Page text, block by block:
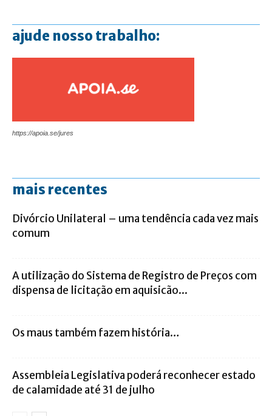
ajude nosso trabalho:
https://apoia.se/jures
mais recentes
Divórcio Unilateral – uma tendência cada vez mais
comum
A utilização do Sistema de Registro de Preços com
dispensa de licitação em aquisicão...
Os maus também fazem história…
Assembleia Legislativa poderá reconhecer estado
de calamidade até 31 de julho